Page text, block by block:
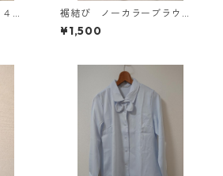
裾結び ノーカラーブラウ
ス ３Ｌ アイボリー KAE-
4813
¥1,500